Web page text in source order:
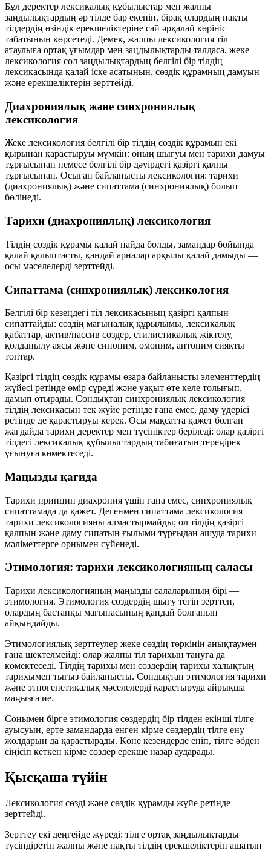
Бұл деректер лексикалық құбылыстар мен жалпы
заңдылықтардың әр тілде бар екенін, бірақ олардың нақты
тілдердің өзіндік ерекшеліктеріне сай әрқалай көрініс
табатынын көрсетеді. Демек, жалпы лексикология тіл
атаулыға ортақ ұғымдар мен заңдылықтарды талдаса, жеке
лексикология сол заңдылықтардың белгілі бір тілдің
лексикасында қалай іске асатынын, сөздік құрамның дамуын
және ерекшеліктерін зерттейді.
Диахрониялық және синхрониялық
лексикология
Жеке лексикология белгілі бір тілдің сөздік құрамын екі
қырынан қарастыруы мүмкін: оның шығуы мен тарихи дамуы
тұрғысынан немесе белгілі бір дәуірдегі қазіргі қалпы
тұрғысынан. Осыған байланысты лексикология: тарихи
(диахрониялық) және сипаттама (синхрониялық) болып
бөлінеді.
Тарихи (диахрониялық) лексикология
Тілдің сөздік құрамы қалай пайда болды, замандар бойында
қалай қалыптасты, қандай арналар арқылы қалай дамыды —
осы мәселелерді зерттейді.
Сипаттама (синхрониялық) лексикология
Белгілі бір кезеңдегі тіл лексикасының қазіргі қалпын
сипаттайды: сөздің мағыналық құрылымы, лексикалық
қабаттар, актив/пассив сөздер, стилистикалық жіктелу,
қолданылу аясы және синоним, омоним, антоним сияқты
топтар.
Қазіргі тілдің сөздік құрамы өзара байланысты элементтердің
жүйесі ретінде өмір сүреді және уақыт өте келе толығып,
дамып отырады. Сондықтан синхрониялық лексикология
тілдің лексикасын тек жүйе ретінде ғана емес, даму үдерісі
ретінде де қарастыруы керек. Осы мақсатта қажет болған
жағдайда тарихи деректер мен түсініктер беріледі: олар қазіргі
тілдегі лексикалық құбылыстардың табиғатын тереңірек
ұғынуға көмектеседі.
Маңызды қағида
Тарихи принцип диахрония үшін ғана емес, синхрониялық
сипаттамада да қажет. Дегенмен сипаттама лексикология
тарихи лексикологияны алмастырмайды; ол тілдің қазіргі
қалпын және даму сипатын ғылыми тұрғыдан ашуда тарихи
мәліметтерге орнымен сүйенеді.
Этимология: тарихи лексикологияның саласы
Тарихи лексикологияның маңызды салаларының бірі —
этимология. Этимология сөздердің шығу тегін зерттеп,
олардың бастапқы мағынасының қандай болғанын
айқындайды.
Этимологиялық зерттеулер жеке сөздің төркінін анықтаумен
ғана шектелмейді: олар жалпы тіл тарихын тануға да
көмектеседі. Тілдің тарихы мен сөздердің тарихы халықтың
тарихымен тығыз байланысты. Сондықтан этимология тарихи
және этногенетикалық мәселелерді қарастыруда айрықша
маңызға ие.
Сонымен бірге этимология сөздердің бір тілден екінші тілге
ауысуын, ерте замандарда енген кірме сөздердің тілге ену
жолдарын да қарастырады. Көне кезеңдерде еніп, тілге әбден
сіңісіп кеткен кірме сөздер ерекше назар аударады.
Қысқаша түйін
Лексикология сөзді және сөздік құрамды жүйе ретінде
зерттейді.
Зерттеу екі деңгейде жүреді: тілге ортақ заңдылықтарды
түсіндіретін жалпы және нақты тілдің ерекшеліктерін ашатын